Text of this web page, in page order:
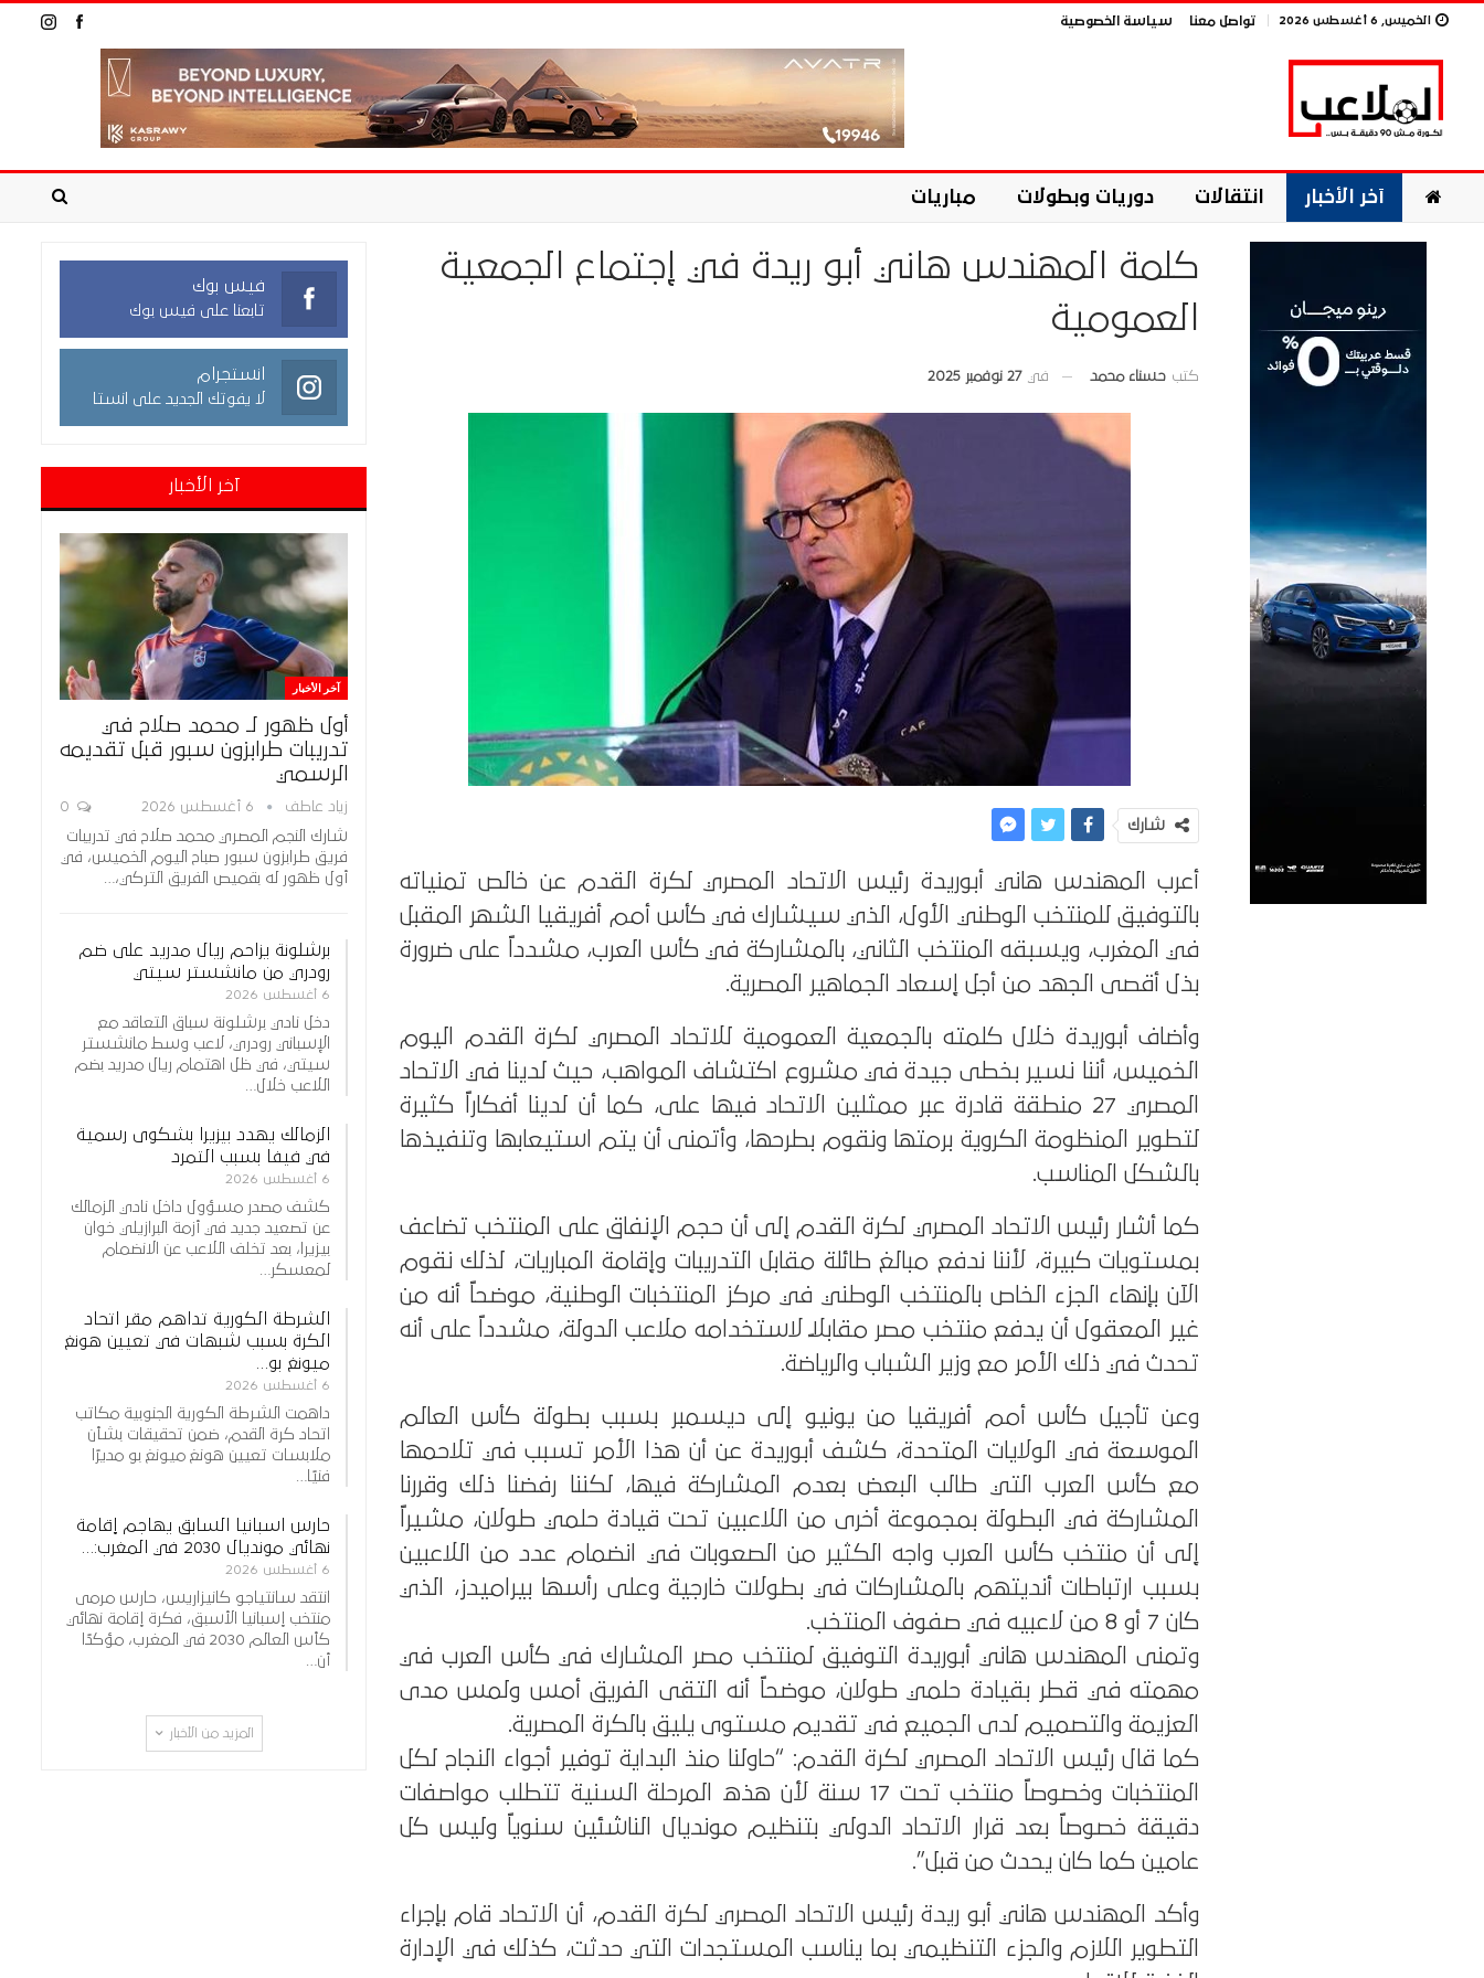
الخميس, 6 أغسطس 2026 تواصل معنا سياسة الخصوصية
آخر الأخبار انتقالات دوريات وبطولات مباريات
كلمة المهندس هاني أبو ريدة في إجتماع الجمعية
العمومية
كتب حسناء محمد في 27 نوفمبر 2025
شارك
أعرب المهندس هاني أبوريدة رئيس الاتحاد المصري لكرة القدم عن خالص تمنياته
بالتوفيق للمنتخب الوطني الأول، الذي سيشارك في كأس أمم أفريقيا الشهر المقبل
في المغرب، ويسبقه المنتخب الثاني، بالمشاركة في كأس العرب، مشدداً على ضرورة
بذل أقصى الجهد من أجل إسعاد الجماهير المصرية.
وأضاف أبوريدة خلال كلمته بالجمعية العمومية للاتحاد المصري لكرة القدم اليوم
الخميس، أننا نسير بخطى جيدة في مشروع اكتشاف المواهب، حيث لدينا في الاتحاد
المصري 27 منطقة قادرة عبر ممثلين الاتحاد فيها على، كما أن لدينا أفكاراً كثيرة
لتطوير المنظومة الكروية برمتها ونقوم بطرحها، وأتمنى أن يتم استيعابها وتنفيذها
بالشكل المناسب.
كما أشار رئيس الاتحاد المصري لكرة القدم إلى أن حجم الإنفاق على المنتخب تضاعف
بمستويات كبيرة، لأننا ندفع مبالغ طائلة مقابل التدريبات وإقامة المباريات، لذلك نقوم
الآن بإنهاء الجزء الخاص بالمنتخب الوطني في مركز المنتخبات الوطنية، موضحاً أنه من
غير المعقول أن يدفع منتخب مصر مقابلاً لاستخدامه ملاعب الدولة، مشدداً على أنه
تحدث في ذلك الأمر مع وزير الشباب والرياضة.
وعن تأجيل كأس أمم أفريقيا من يونيو إلى ديسمبر بسبب بطولة كأس العالم
الموسعة في الولايات المتحدة، كشف أبوريدة عن أن هذا الأمر تسبب في تلاحمها
مع كأس العرب التي طالب البعض بعدم المشاركة فيها، لكننا رفضنا ذلك وقررنا
المشاركة في البطولة بمجموعة أخرى من اللاعبين تحت قيادة حلمي طولان، مشيراً
إلى أن منتخب كأس العرب واجه الكثير من الصعوبات في انضمام عدد من اللاعبين
بسبب ارتباطات أنديتهم بالمشاركات في بطولات خارجية وعلى رأسها بيراميدز، الذي
كان 7 أو 8 من لاعبيه في صفوف المنتخب.
وتمنى المهندس هاني أبوريدة التوفيق لمنتخب مصر المشارك في كأس العرب في
مهمته في قطر بقيادة حلمي طولان، موضحاً أنه التقى الفريق أمس ولمس مدى
العزيمة والتصميم لدى الجميع في تقديم مستوى يليق بالكرة المصرية.
كما قال رئيس الاتحاد المصري لكرة القدم: “حاولنا منذ البداية توفير أجواء النجاح لكل
المنتخبات وخصوصاً منتخب تحت 17 سنة لأن هذه المرحلة السنية تتطلب مواصفات
دقيقة خصوصاً بعد قرار الاتحاد الدولي بتنظيم مونديال الناشئين سنوياً وليس كل
عامين كما كان يحدث من قبل”.
وأكد المهندس هاني أبو ريدة رئيس الاتحاد المصري لكرة القدم، أن الاتحاد قام بإجراء
التطوير اللازم والجزء التنظيمي بما يناسب المستجدات التي حدثت، كذلك في الإدارة
فيس بوك
تابعنا على فيس بوك
انستجرام
لا يفوتك الجديد على انستا
آخر الأخبار
آخر الأخبار
أول ظهور لـ محمد صلاح في
تدريبات طرابزون سبور قبل تقديمه
الرسمي
زياد عاطف 6 أغسطس 2026
شارك النجم المصري محمد صلاح في تدريبات
فريق طرابزون سبور صباح اليوم الخميس، في
أول ظهور له بقميص الفريق التركي،…
برشلونة يزاحم ريال مدريد على ضم
رودري من مانشستر سيتي
6 أغسطس 2026
دخل نادي برشلونة سباق التعاقد مع
الإسباني رودري، لاعب وسط مانشستر
سيتي، في ظل اهتمام ريال مدريد بضم
اللاعب خلال…
الزمالك يهدد بيزيرا بشكوى رسمية
في فيفا بسبب التمرد
6 أغسطس 2026
كشف مصدر مسؤول داخل نادي الزمالك
عن تصعيد جديد في أزمة البرازيلي خوان
بيزيرا، بعد تخلف اللاعب عن الانضمام
لمعسكر…
الشرطة الكورية تداهم مقر اتحاد
الكرة بسبب شبهات في تعيين هونغ
ميونغ بو…
6 أغسطس 2026
داهمت الشرطة الكورية الجنوبية مكاتب
اتحاد كرة القدم، ضمن تحقيقات بشأن
ملابسات تعيين هونغ ميونغ بو مديرًا
فنيًا…
حارس اسبانيا السابق يهاجم إقامة
نهائي مونديال 2030 في المغرب:…
6 أغسطس 2026
انتقد سانتياجو كانيزاريس، حارس مرمى
منتخب إسبانيا الأسبق، فكرة إقامة نهائي
كأس العالم 2030 في المغرب، مؤكدًا
أن…
المزيد من الأخبار